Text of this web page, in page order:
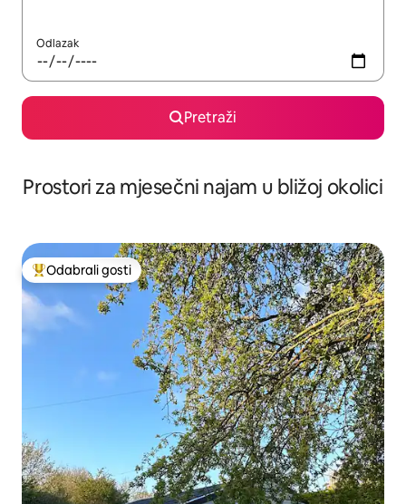
Odlazak
Pretraži
Prostori za mjesečni najam u bližoj okolici
Među najviše rangiranima s oznakom „Odabrali gosti”
Odabrali gosti